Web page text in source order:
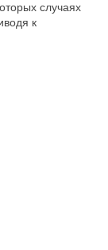
случаях
к